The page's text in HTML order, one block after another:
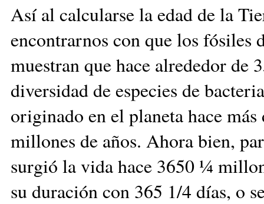
Así al calcularse la edad de la
encontrarnos con que los fósiles
muestran que hace alrededor de
diversidad de especies de
originado en el planeta hace
millones de años. Ahora bien,
surgió la vida hace 3650 ¼
su duración con 365 1/4 días, o